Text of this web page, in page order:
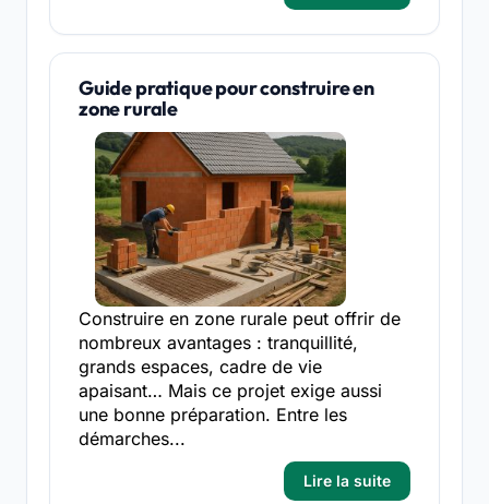
Guide pratique pour construire en
zone rurale
Construire en zone rurale peut offrir de
nombreux avantages : tranquillité,
grands espaces, cadre de vie
apaisant… Mais ce projet exige aussi
une bonne préparation. Entre les
démarches...
Lire la suite